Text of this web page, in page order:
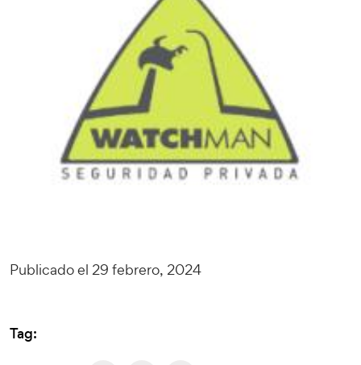
Publicado el 29 febrero, 2024
Tag: